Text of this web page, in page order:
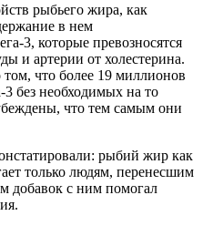
рыбьего жира, как
в нем
3, которые превозносятся
и артерии от холестерина.
что более 19 миллионов
без необходимых на то
что тем самым они
рыбий жир как
только людям, перенесшим
добавок с ним помогал